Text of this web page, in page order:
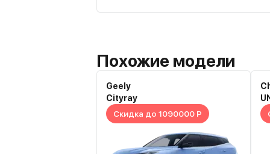
доволен. За свои деньги неплохой
Похожие модели
Geely
Cityray
Скидка до 1090000 Р